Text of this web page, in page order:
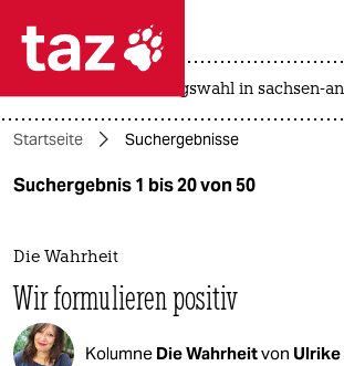
 taz zahl ich
taz zahl ich
themen
politik
öko
gesellschaft
landtagswahl in sachsen-
Startseite Suchergebnisse
Suchergebnis 1 bis 20 von 50
Die Wahrheit
Wir formulieren positiv
Kolumne Die Wahrheitvon